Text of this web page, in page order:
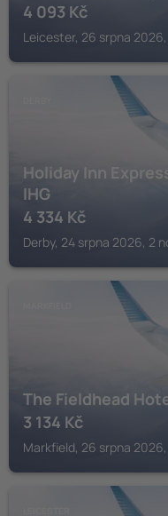
4 093 Kč
Leicester, 26 srpna
Holiday Inn
IHG
4 334 Kč
Derby, 24 srpna 2026, 2
The Fieldhead
3 134 Kč
Markfield, 26 srpna